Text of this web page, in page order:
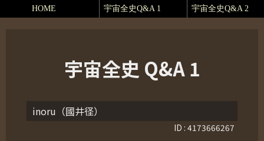
HOME 宇宙全史Q&A 1 宇宙全史Q&A 2
宇宙全史 Q&A 1
inoru（國井径）
ID : 4173666267